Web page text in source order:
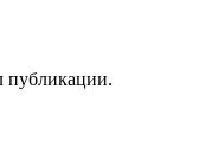
публикации.